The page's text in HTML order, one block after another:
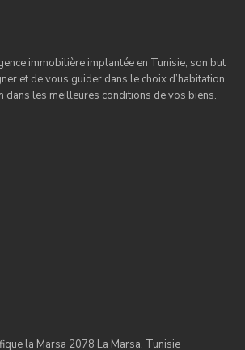
immobilière implantée en Tunisie, son but
et de vous guider dans le choix d’habitation
dans les meilleures conditions de vos biens.
la Marsa 2078 La Marsa, Tunisie